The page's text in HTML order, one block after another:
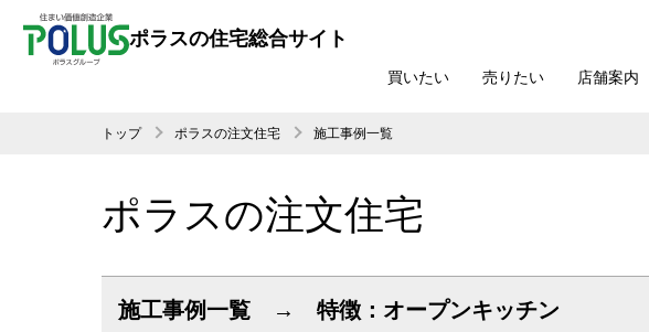
ポラスの住宅総合サイト
買いたい 売りたい 店舗案内
トップ ポラスの注文住宅 施工事例一覧
ポラスの注文住宅
施工事例一覧 → 特徴：オープンキッチン